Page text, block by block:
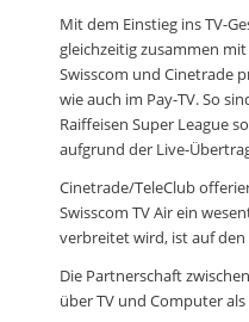
Mit dem Einstieg ins TV-
gleichzeitig zusammen
Swisscom und Cinetrade
wie auch im Pay-TV. So
Raiffeisen Super League
aufgrund der Live-
Cinetrade/TeleClub
Swisscom TV Air ein
verbreitet wird, ist auf den
Die Partnerschaft
über TV und Computer